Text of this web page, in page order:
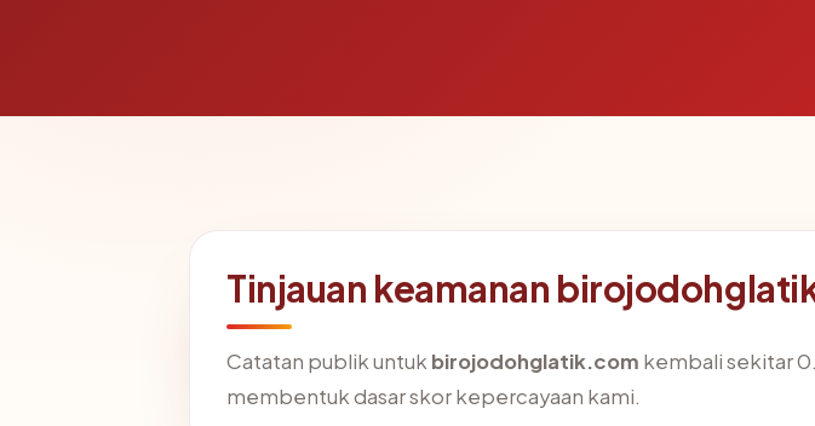
Tinjauan keamanan
Catatan publik untuk birojodohglatik.com kembali sekitar
membentuk dasar skor kepercayaan kami.